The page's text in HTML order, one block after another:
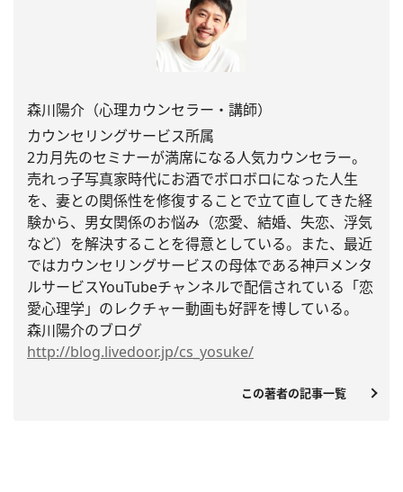
森川陽介（心理カウンセラー・講師）
カウンセリングサービス所属
2カ月先のセミナーが満席になる人気カウンセラー。
売れっ子写真家時代にお酒でボロボロになった人生
を、 妻との関係性を修復することで立て直してきた経
験から、 男女関係のお悩み（恋愛、結婚、失恋、浮気
など） を解決することを得意としている。また、 最近
ではカウンセリングサービスの母体である神戸メンタ
ルサービスYouTubeチャンネルで配信されている「恋
愛心理学」 のレクチャー動画も好評を博している。
森川陽介のブログ
http://blog.livedoor.jp/cs_ yosuke/
この著者の記事一覧